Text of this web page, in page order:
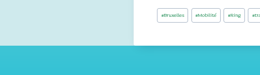
Étiquettes
de
#Bruxelles #Mobilité #Ring #